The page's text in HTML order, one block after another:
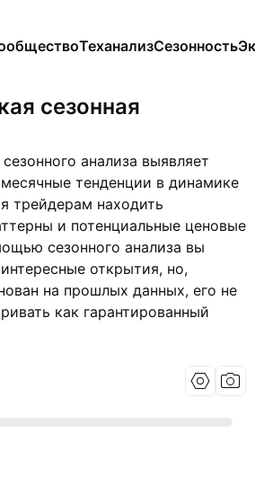
ТеханализСезонность
сезонная
анализа выявляет
тенденции в динамике
трейдерам находить
и потенциальные ценовые
сезонного анализа вы
открытия, но,
на прошлых данных, его не
как гарантированный